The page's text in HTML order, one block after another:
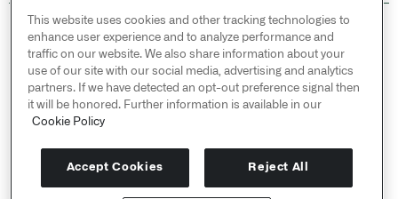
© 2026 Palantir Technologies Inc. All rights
reserved.
Cookies Statement ↗
Privacy Statement ↗
Terms of Use ↗
Do Not Sell or Share My Personal Information
This website uses cookies and other tracking technologies to
enhance user experience and to analyze performance and
traffic on our website. We also share information about your
use of our site with our social media, advertising and analytics
partners. If we have detected an opt-out preference signal then
it will be honored. Further information is available in our
Cookie Policy
Accept Cookies Reject All